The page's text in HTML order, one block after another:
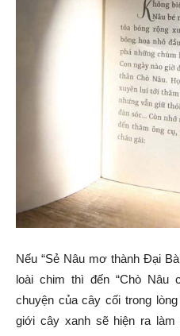
Nếu “Sẻ Nâu mơ thành Đại
loài chim thì đến “Chò Nâu
chuyện của cây cối trong
giới cây xanh sẽ hiện ra